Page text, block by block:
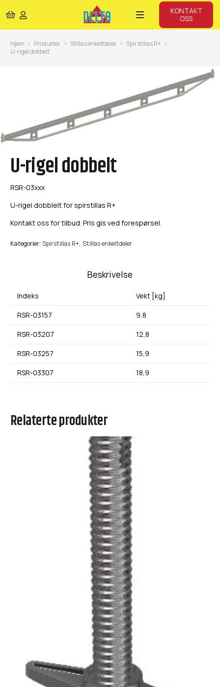
KONTAKT
OSS
Hjem Produkter Stillas enkeltdeler
Spirstillas R+
U-rigel dobbelt
U-rigel dobbelt
RSR-03xxx
U-rigel dobblelt for spirstillas R+
Kontakt oss for tilbud. Pris gis ved forespørsel.
Kategorier: Spirstillas R+, Stillas enkeltdeler
Beskrivelse
Indeks Vekt [kg]
RSR-03157 9,8
RSR-03207 12,8
RSR-03257 15,9
RSR-03307 18,9
Relaterte produkter